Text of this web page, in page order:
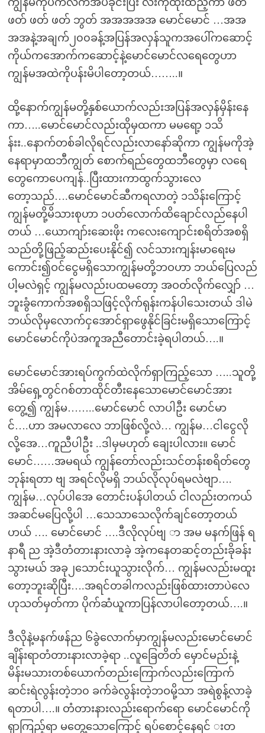
ကျွန်မကိုပက်လက်အိပ်ခိုင်းပြီး လီးကိုထိုးထည့်ကာ ဖတ်
ဖတ် ဖတ် ဖတ် ဘွတ် အအအအအ မောင်မောင် …အအ
အအနဲ့အချက်၂၀၀ခန့်အပြန်အလှန်သူကအပေါ်ကဆောင့်
ကိုယ်ကအောက်ကဆောင့်နဲ့မောင်မောင်လရေတွေဟာ
ကျွန်မအထဲကိုပန်းမိပါတော့တယ်……..။
ထို့နောက်ကျွန်မတို့နှစ်ယောက်လည်းအပြန်အလှန်မှိန်းနေ
ကာ…..မောင်မောင်လည်းထိုမှထကာ မမရော့ ၁သိ
န်းး..နောက်တစ်ခါလိုရင်လည်းလာနော်ဆိုကာ ကျွန်မကိုအဲ့
နေရာမှာထဘီကျွတ် စောက်ရည်တွေထဘီတွေမှာ လရေ
တွေကောပေကျန်..ပြီးထားကာထွက်သွားလေ
တော့သည်….မောင်မောင်ဆီကရလာတဲ့ ၁သိန်းကြောင့်
ကျွန်မတို့မိသားစုဟာ ၁ပတ်လောက်ထိချောင်လည်နေပါ
တယ် …ယောကျာ်းဆေးဖိုး ကလေးကျောင်းစရိတ်အစရှိ
သည်တို့ဖြည့်ဆည်းပေးနိုင်၍ လင်သားကျန်းမာရေးမ
ကောင်း၍ဝင်ငွေမရှိသောကျွန်မတို့ဘဝဟာ ဘယ်ပြေလည်
ပါ့မလဲရှင့် ကျွန်မလည်းပထမတော့ အဝတ်လိုက်လျှော် …
ဘူးခွံကောက်အစရှိသဖြင့်လိုက်ရုန်းကန်ပါသေးတယ် ဒါမဲ
ဘယ်လိုမှလောက်ငှအောင်ရှာဖွေနိုင်ခြင်းမရှိသောကြောင့်
မောင်မောင်ကိုပဲအကူအညီတောင်းခဲ့ရပါတယ်….။
မောင်မောင်အားရပ်ကွက်ထဲလိုက်ရှာကြည့်သော …..သူတို့
အိမ်ရှေ့တွင်ဂစ်တာထိုင်တီးနေသောမောင်မောင်အား
တွေ့၍ ကျွန်မ……..မောင်မောင် လာပါဦး မောင်မာ
င်….ဟာ အမလာလေ ဘာဖြစ်လို့လဲ… ကျွန်မ…ငါငွေလို
လို့အေ…ကူညီပါဦး ..ဒါမှမဟုတ် ချေးပါလား။ မောင်
မောင်……အမရယ် ကျွန်တော်လည်းသင်တန်းစရိတ်တွေ
ဘုန်းရတာ ဗျ အရင်လိုမရှိ ဘယ်လိုလုပ်ရမလဲဗျာ….
ကျွန်မ…လုပ်ပါအေ တောင်းပန်ပါတယ် ငါလည်းတကယ်
အဆင်မပြေလို့ပါ …သေသာသေလိုက်ချင်တော့တယ်
ဟယ် …. မောင်မောင် ….ဒီလိုလုပ်ဗျ ာ အမ မနက်ဖြန် ရ
နာရီ ည အဲ့ဒီတံတားနားလာခဲ့ အဲ့ကနေတဆင့်တည်းခိုခန်း
သွားမယ် အခု၂သောင်းယူသွားလိုက်… ကျွန်မလည်းမထူး
တော့ဘူးဆိုပြီး….အရင်တခါကလည်းဖြစ်ထားတာပဲလေ
ဟုသတ်မှတ်ကာ ပိုက်ဆံယူကာပြန်လာပါတော့တယ်….။
ဒီလိုနဲ့မနက်ဖန်ည ၆ခွဲလောက်မှာကျွန်မလည်းမောင်မောင်
ချိန်းရာတံတားနားလာခဲ့ရာ ..လူခြေတိတ် မှောင်မည်းနဲ့
မိန်းမသားတစ်ယောက်တည်းကြောက်လည်းကြောက်
ဆင်းရဲလွန်းတဲ့ဘ၀ ခက်ခဲလွန်းတဲ့ဘဝမို့သာ အရဲစွန့်လာခဲ့
ရတာပါ….။ တံတားနားလည်းရောက်ရော မောင်မောင်ကို
ရှာကြည့်ရာ မတွေ့သောကြောင့် ရပ်စောင့်နေရင် းတ